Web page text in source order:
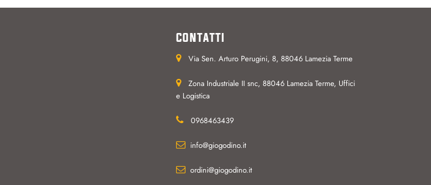
CONTATTI
Via Sen. Arturo Perugini, 8, 88046 Lamezia Terme
Zona Industriale II snc, 88046 Lamezia Terme, Uffici
e Logistica
0968463439
info@giogodino.it
ordini@giogodino.it